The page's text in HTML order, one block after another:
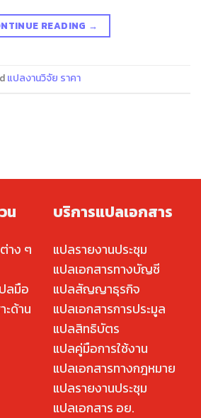
READING →
แปลงานวิจัย ราคา
น
าง ๆ
ลมือ
ด้าน
บริการแปลเอกสาร
แปลรายงานประชุม
แปลเอกสารทางบัญชี
แปลสัญญาธุรกิจ
แปลเอกสารการประมูล
แปลสิทธิบัตร
แปลคู่มือการใช้งาน
แปลเอกสารทางกฎหมาย
แปลรายงานประชุม
แปลเอกสาร อย.